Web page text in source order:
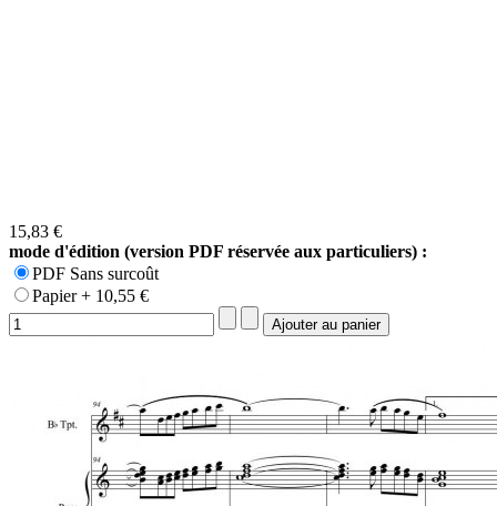
15,83 €
mode d'édition (version PDF réservée aux particuliers) :
PDF Sans surcoût
Papier + 10,55 €